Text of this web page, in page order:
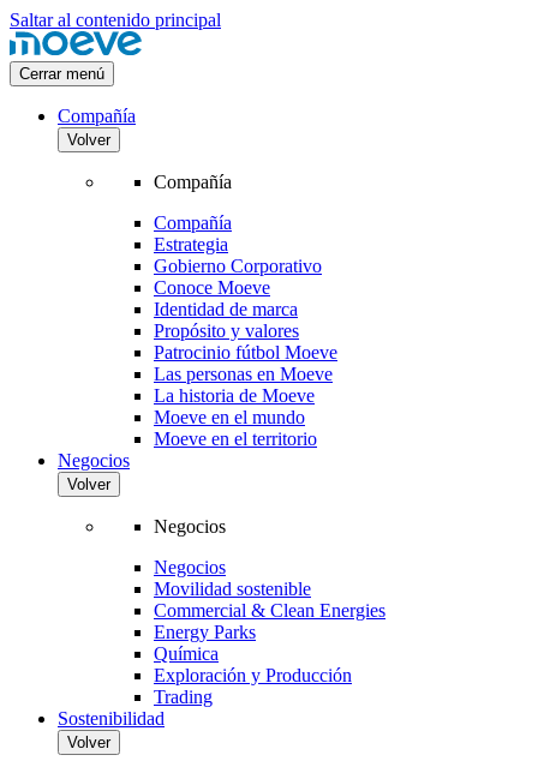
Saltar al contenido principal
Cerrar menú
Compañía
Volver
Compañía
Compañía
Estrategia
Gobierno Corporativo
Conoce Moeve
Identidad de marca
Propósito y valores
Patrocinio fútbol Moeve
Las personas en Moeve
La historia de Moeve
Moeve en el mundo
Moeve en el territorio
Negocios
Volver
Negocios
Negocios
Movilidad sostenible
Commercial & Clean Energies
Energy Parks
Química
Exploración y Producción
Trading
Sostenibilidad
Volver